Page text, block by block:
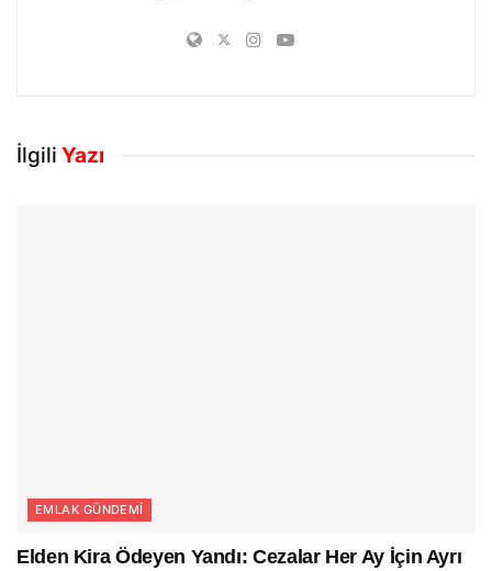
İlgili Yazı
EMLAK GÜNDEMI
Elden Kira Ödeyen Yandı: Cezalar Her Ay İçin Ayrı